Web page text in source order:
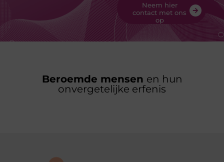
Neem hier
contact met ons
op
Beroemde mensen en hun
onvergetelijke erfenis